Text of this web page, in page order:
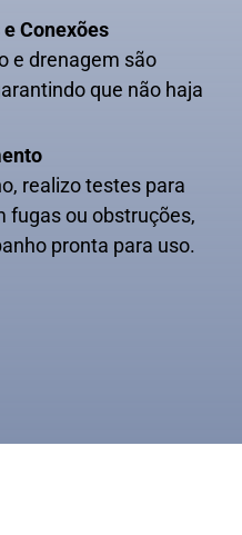
Conexões
e drenagem são
que não haja
realizo testes para
fugas ou obstruções,
pronta para uso.